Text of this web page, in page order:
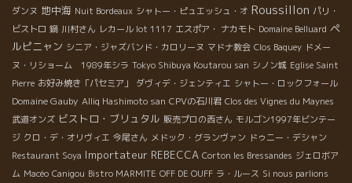
ダンヌ 地中海 Nuit Bordeaux シャトー・ピュエッシュ・オ Roussillon パリ・
ビストロ 鍋 川村さん レカール lot 1117 エスポア・ ナカモト Domaine Belluard ペ
ルピニャン シニア・ジャズバンド・カロリーヌ マドナ教会 Clos Baquey ドメー
ヌ・リショーム 1989年シラ Tokyo Shibuya Koutarou san シノン城 Eglise Saint
Pierre お好み焼き「パセミア」 ダヴィデ・ジェンティエ シャトー・ロックフォール
Domaine Gauby Alliq Hashimoto san CPVの石川君 Clos des Vignes du Maynes
武道オンズ ビストロ・ブリュタル 販売プロの西さん モルゴン1997年ビンテー
ジ クロ・デ・オリヴィエ 今尾さん メドック・グランヴァン ドゥニー・デシャン
Restaurant Soya Importateur REBECCA Corton les Bressandes ジェロボア
ム Macéo Canigou Bistro MARMITE OFF DE OUFF ラ・ルース Si nous parlions